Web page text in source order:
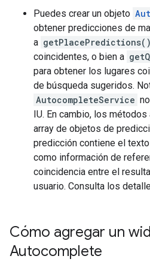
Puedes crear un objeto
obtener predicciones de
a getPlacePredictions()
coincidentes, o bien a
para obtener los lugares
de búsqueda sugeridos.
AutocompleteService
IU. En cambio, los
array de objetos de
predicción contiene el
como información de
coincidencia entre el
usuario. Consulta los
Cómo agregar un
Autocomplete